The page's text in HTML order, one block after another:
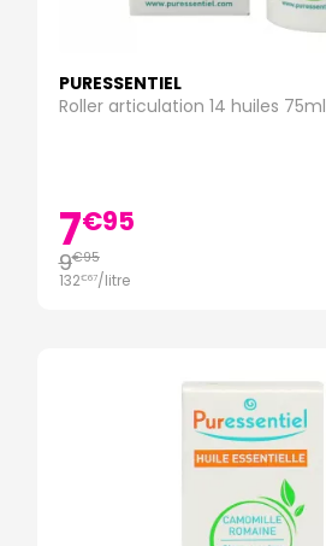
PURESSENTIEL
Roller articulation 14 huiles 75ml
7€95
9€95
132€67/litre